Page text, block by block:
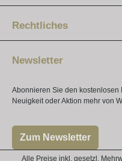
10 - 16 Uhr
Rechtliches
Newsletter
Abonnieren Sie den kostenlosen
Neuigkeit oder Aktion mehr von
Zum Newsletter
Alle Preise inkl. gesetzl.